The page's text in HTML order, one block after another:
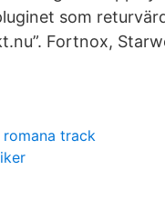
som
Fortnox,
track